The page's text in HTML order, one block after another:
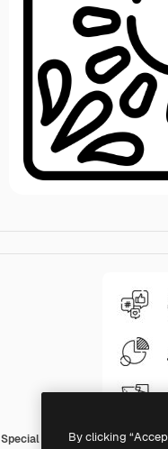
Special LinealBy clicking